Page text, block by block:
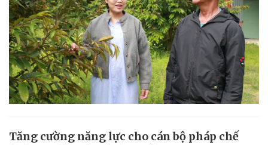
Tăng cường năng lực cho cán bộ pháp chế